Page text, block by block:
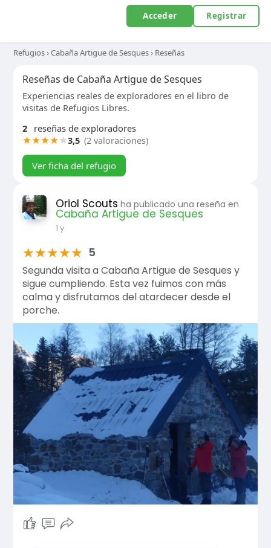
Acceder Registrar
Refugios›Cabaña Artigue de Sesques› Reseñas
Reseñas de Cabaña Artigue de Sesques
Experiencias reales de exploradores en el libro de
visitas de Refugios Libres.
2
reseñas de exploradores
★★★★★3,5 (2 valoraciones)
Ver ficha del refugio
Oriol Scouts ha publicado una reseña en
Cabaña Artigue de Sesques
1 y
★★★★★ 5
Segunda visita a Cabaña Artigue de Sesques y
sigue cumpliendo. Esta vez fuimos con más
calma y disfrutamos del atardecer desde el
porche.